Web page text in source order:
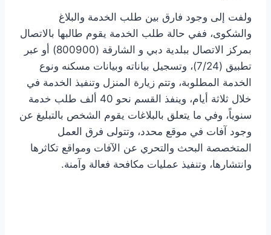
ولفت إلى وجود فارق بين طلب الخدمة والبلاغ
والشكوى، ففي حالة طلب الخدمة يقوم طالبها بالاتصال
بمركز الاتصال ببلدية دبي و الشارقة (800900) أو عبر
تطبيق (24/‏‏7)، وتسجيل بياناته وبيانات مسكنه ونوع
الخدمة المطلوبة، وتتم زيارة المنزل وتنفيذ الخدمة في
خلال ثلاثة أيام، وينفذ القسم نحو 40 ألف طلب خدمة
سنوياً، وفي ما يتعلق بالبلاغات يقوم الشخص بالتبليغ عن
وجود آفات في موقع محدد، وتتولى فرق العمل
المتخصصة البحث والتحري عن الآفات ومواقع تكاثرها
وانتشارها، وتنفيذ عمليات مكافحة فعالة وآمنة.